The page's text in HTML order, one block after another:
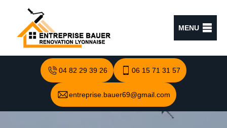
MENU
04 82 29 39 26 06 15 71 31 57
entreprise.bauer69@gmail.com